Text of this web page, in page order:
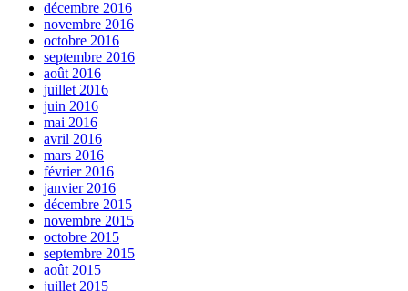
décembre 2016
novembre 2016
octobre 2016
septembre 2016
août 2016
juillet 2016
juin 2016
mai 2016
avril 2016
mars 2016
février 2016
janvier 2016
décembre 2015
novembre 2015
octobre 2015
septembre 2015
août 2015
juillet 2015